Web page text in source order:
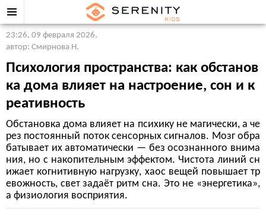
23:26, 09 февраля 2026,
автор: Смирнова Н.
Психология пространства: как обстанов
ка дома влияет на настроение, сон и к
реативность
Обстановка дома влияет на психику не магически, а че
рез постоянный поток сенсорных сигналов. Мозг обра
батывает их автоматически — без осознанного внима
ния, но с накопительным эффектом. Чистота линий сн
ижает когнитивную нагрузку, хаос вещей повышает тр
евожность, свет задаёт ритм сна. Это не «энергетика»,
а физиология восприятия.